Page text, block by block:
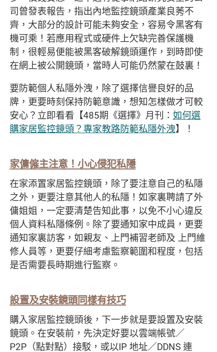
司曾發表報告，指出內地監控鏡頭產業良莠不
齊，大部分的設計可能未夠安全，容易令黑客有
機可乘！若應用程式或硬件上欠缺完善保護機
制，很輕易便能被黑客破解鏡頭運作，到時即使
在網上被公開鏡頭，當時人可能仍然蒙在鼓裏！
要防範個人私隱外洩，除了選擇信譽良好的品
牌，更要時刻保持防範意識，想知怎樣做才可較
安心？立即看看【485期《選擇》月刊： 如何選
購家居監控鏡頭？專家教路防範私隱外洩】！
家傭僱主注意 ！ 小心侵犯私隱
在家添置家居監控鏡頭，除了要注意自己的私隱
之外，更要注意其他人的私隱！如家裏聘請了外
傭姐姐，一定要清楚告知此事，以免不小心違反
個人資料私隱條例。除了要通知家中成員，更要
通知家裏訪客，如親友、上門補習老師及 上門維
修人員等，更要仔細考慮監察範圍和程度，包括
是否需要長時期進行監察。
設置及安裝鏡頭同樣有技巧
購入家居監控鏡頭後，下一步就是要設置及安裝
鏡頭。在安裝前，先決定好要以雲端帳號／
P2P（點對點）接駁，或以IP 地址／DDNS 連